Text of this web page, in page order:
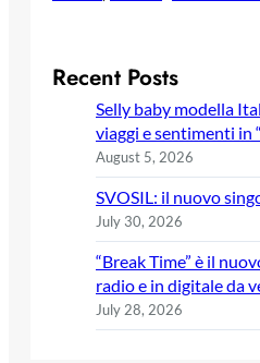
Recent Posts
Selly baby modella
viaggi e sentimenti in
August 5, 2026
SVOSIL: il nuovo
July 30, 2026
“Break Time” è il
radio e in digitale da
July 28, 2026